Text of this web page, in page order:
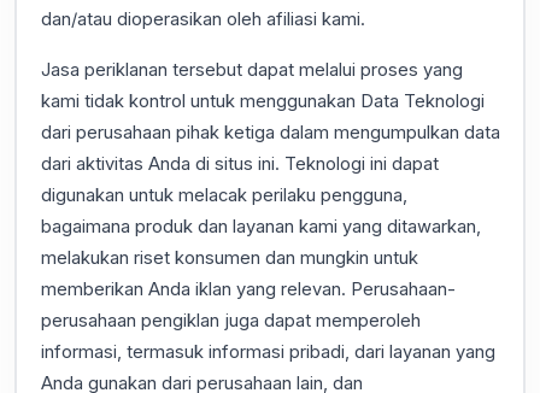
dan/atau dioperasikan oleh afiliasi kami.
Jasa periklanan tersebut dapat melalui proses yang
kami tidak kontrol untuk menggunakan Data Teknologi
dari perusahaan pihak ketiga dalam mengumpulkan data
dari aktivitas Anda di situs ini. Teknologi ini dapat
digunakan untuk melacak perilaku pengguna,
bagaimana produk dan layanan kami yang ditawarkan,
melakukan riset konsumen dan mungkin untuk
memberikan Anda iklan yang relevan. Perusahaan-
perusahaan pengiklan juga dapat memperoleh
informasi, termasuk informasi pribadi, dari layanan yang
Anda gunakan dari perusahaan lain, dan